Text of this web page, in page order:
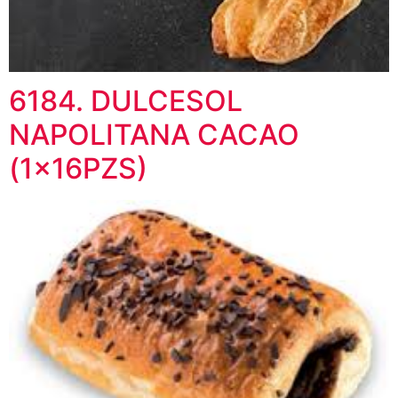
6184. DULCESOL
NAPOLITANA CACAO
(1x16PZS)